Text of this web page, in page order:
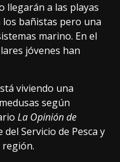
llegarán a las playas
los bañistas pero una
marino. En el
jóvenes han
viviendo una
según
La Opinión de
Servicio de Pesca y
región.